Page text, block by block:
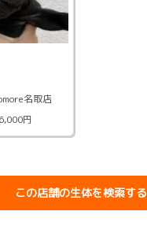
名取店
円
この店舗の生体を検索する